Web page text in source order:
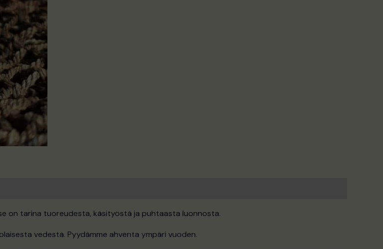
on tarina tuoreudesta, käsityöstä ja puhtaasta luonnosta.
vedestä. Pyydämme ahventa ympäri vuoden.